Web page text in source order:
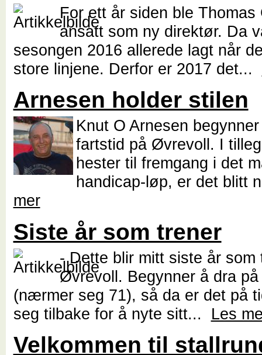
For ett år siden ble Thomas
ansatt som ny direktør. Da
sesongen 2016 allerede lagt når
store linjene. Derfor er 2017 det...
Arnesen holder stilen
Knut O Arnesen
fartstid på Øvrevoll. I
hester til fremgang i det
handicap-løp, er det blitt
mer
Siste år som trener
- Dette blir mitt siste år som
Øvrevoll. Begynner å dra på
(nærmer seg 71), så da er det på
seg tilbake for å nyte sitt... Les
Velkommen til